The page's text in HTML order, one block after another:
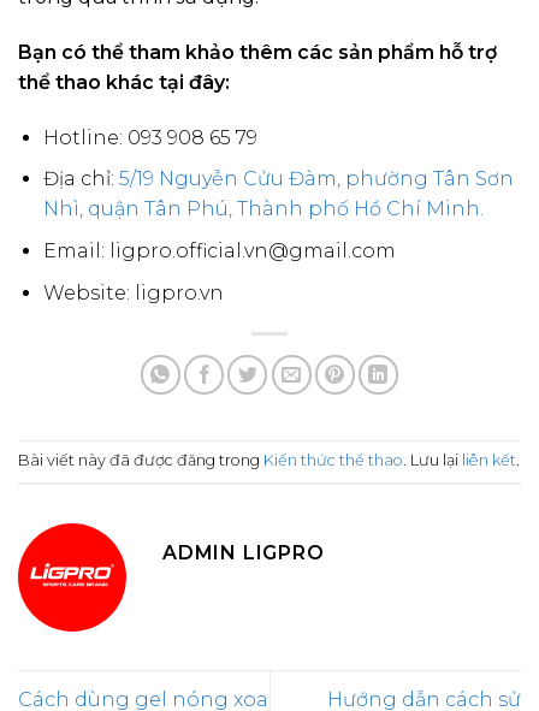
Bạn có thể tham khảo thêm các sản phẩm hỗ trợ
thể thao khác tại đây:
Hotline: 093 908 65 79
Địa chỉ: 5/19 Nguyễn Cửu Đàm, phường Tân Sơn
Nhì, quận Tân Phú, Thành phố Hồ Chí Minh.
Email: ligpro.official.vn@gmail.com
Website: ligpro.vn
Bài viết này đã được đăng trong Kiến thức thể thao . Lưu lại liên kết
ADMIN LIGPRO
Cách dùng gel nóng xoa
Hướng dẫn cách sử